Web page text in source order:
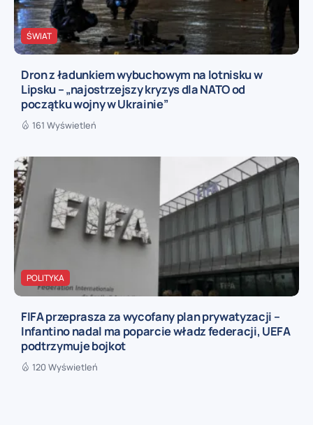
ŚWIAT
Dron z ładunkiem wybuchowym na lotnisku w
Lipsku – „najostrzejszy kryzys dla NATO od
początku wojny w Ukrainie”
161 Wyświetleń
POLITYKA
FIFA przeprasza za wycofany plan prywatyzacji –
Infantino nadal ma poparcie władz federacji, UEFA
podtrzymuje bojkot
120 Wyświetleń